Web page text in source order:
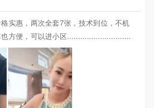
实惠，两次全套7张，技术到位，不机
方便，可以进小区.............................